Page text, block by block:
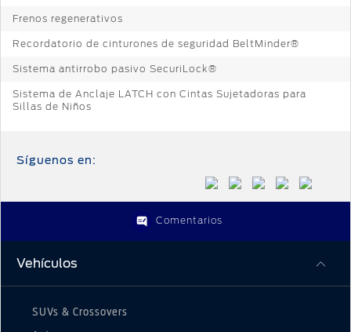
Frenos regenerativos
Recordatorio de cinturones de seguridad BeltMinder®
Sistema antirrobo pasivo SecuriLock®
Sistema de Anclaje LATCH con Cintas Sujetadoras para
Sillas de Niños
Síguenos en:
Comentarios
Vehículos
SUVs & Crossovers